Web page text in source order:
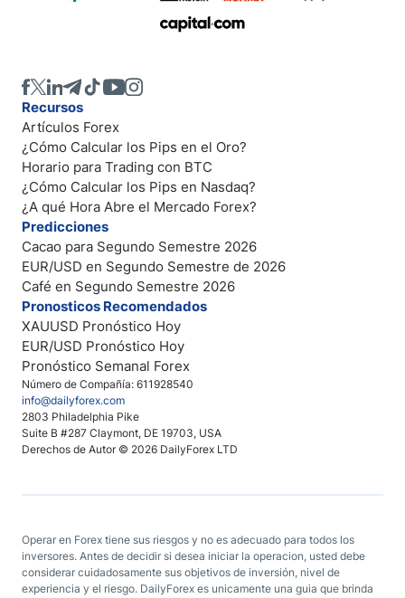
Número de Compañía: 611928540
info@dailyforex.com
2803 Philadelphia Pike
Suite B #287 Claymont, DE 19703, USA
Derechos de Autor © 2026 DailyForex LTD
Recursos
Artículos Forex
¿Cómo Calcular los Pips en el Oro?
Horario para Trading con BTC
¿Cómo Calcular los Pips en Nasdaq?
¿A qué Hora Abre el Mercado Forex?
Predicciones
Cacao para Segundo Semestre 2026
EUR/USD en Segundo Semestre de 2026
Café en Segundo Semestre 2026
Pronosticos Recomendados
XAUUSD Pronóstico Hoy
EUR/USD Pronóstico Hoy
Pronóstico Semanal Forex
Operar en Forex tiene sus riesgos y no es adecuado para todos los
inversores. Antes de decidir si desea iniciar la operacion, usted debe
considerar cuidadosamente sus objetivos de inversión, nivel de
experiencia y el riesgo. DailyForex es unicamente una guia que brinda